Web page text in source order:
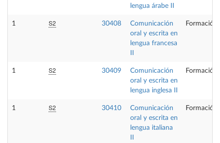
lengua árabe II
1 S2 30408
Comunicación
oral y escrita en
lengua francesa
Formación
1 S2 30409
Comunicación
oral y escrita en
lengua inglesa II
Formación
1 S2 30410
Comunicación
oral y escrita en
lengua italiana
Formación